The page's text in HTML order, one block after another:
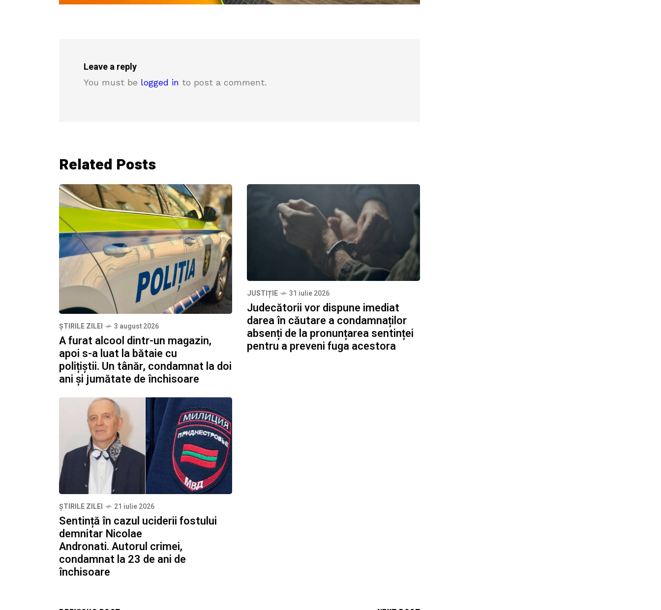
Leave a reply
You must be logged in to post a comment.
Related Posts
ȘTIRILE ZILEI 3 august 2026
A furat alcool dintr-un magazin,
apoi s-a luat la bătaie cu
polițiștii. Un tânăr, condamnat la doi
ani și jumătate de închisoare
JUSTIȚIE 31 iulie 2026
Judecătorii vor dispune imediat
darea în căutare a condamnaților
absenți de la pronunțarea sentinței
pentru a preveni fuga acestora
ȘTIRILE ZILEI 21 iulie 2026
Sentință în cazul uciderii fostului
demnitar Nicolae
Andronati. Autorul crimei,
condamnat la 23 de ani de
închisoare